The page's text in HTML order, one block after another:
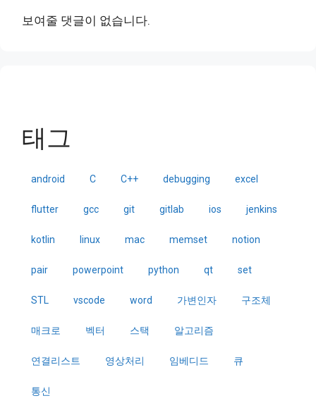
보여줄 댓글이 없습니다.
태그
android C C++ debugging excel
flutter gcc git gitlab ios jenkins
kotlin linux mac memset notion
pair powerpoint python qt set
STL vscode word 가변인자 구조체
매크로 벡터 스택 알고리즘
연결리스트 영상처리 임베디드 큐
통신